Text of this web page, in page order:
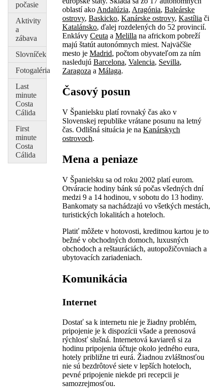
počasie
Aktivity
a
zábava
Slovníček
Fotogaléria
Last
minute
Costa
Cálida
First
minute
Costa
Cálida
oblastí ako Andalúzia, Aragónia, Baleárske
ostrovy, Baskicko, Kanárske ostrovy, Kastília či
Katalánsko, ďalej rozdelených do 52 provincií.
Enklávy Ceuta a Melilla na africkom pobreží
majú štatút autonómnych miest. Najväčšie
mesto je Madrid, počtom obyvateľom za ním
nasledujú Barcelona, Valencia, Sevilla,
Zaragoza a Málaga.
Časový posun
V Španielsku platí rovnaký čas ako v
Slovenskej republike vrátane posunu na letný
čas. Odlišná situácia je na Kanárskych
ostrovoch.
Mena a peniaze
V Španielsku sa od roku 2002 platí eurom.
Otváracie hodiny bánk sú počas všedných dní
medzi 9 a 14 hodinou, v sobotu do 13 hodiny.
Bankomaty sa nachádzajú vo všetkých mestách,
turistických lokalitách a hoteloch.
Platiť môžete v hotovosti, kreditnou kartou je to
bežné v obchodných domoch, luxusných
obchodoch a reštauráciách, autopožičovniach a
ubytovacích zariadeniach.
Komunikácia
Internet
Dostať sa k internetu nie je žiadny problém,
pripojenie je k dispozícii všade a prenosová
rýchlosť slušná. Internetová kaviareň si za
hodinu pripojenia účtuje okolo jedného eura,
hotely približne tri eurá. Žiadnou zvláštnosťou
nie sú bezdrôtové siete v lepších hoteloch,
pevné pripojenie niekde pri recepcii je
samozrejmosťou.